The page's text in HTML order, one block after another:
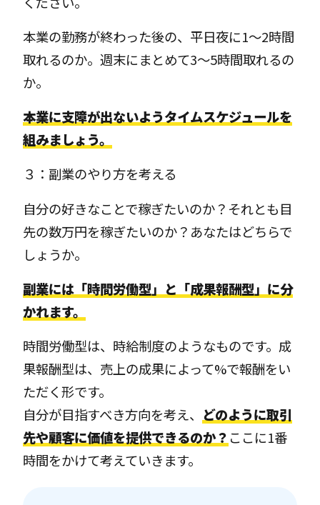
本業の勤務が終わった後の、平日夜に1～2時間
取れるのか。週末にまとめて3～5時間取れるの
か。
本業に支障が出ないようタイムスケジュールを
組みましょう。
３：副業のやり方を考える
自分の好きなことで稼ぎたいのか？それとも目
先の数万円を稼ぎたいのか？あなたはどちらで
しょうか。
副業には「時間労働型」と「成果報酬型」に分
かれます。
時間労働型は、時給制度のようなものです。成
果報酬型は、売上の成果によって%で報酬をい
ただく形です。
自分が目指すべき方向を考え、 どのように取引
先や顧客に価値を提供できるのか？ ここに1番
時間をかけて考えていきます。